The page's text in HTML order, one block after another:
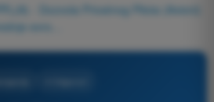
PPL(A) - Dozvola Privatnog Pilota (Avioni)